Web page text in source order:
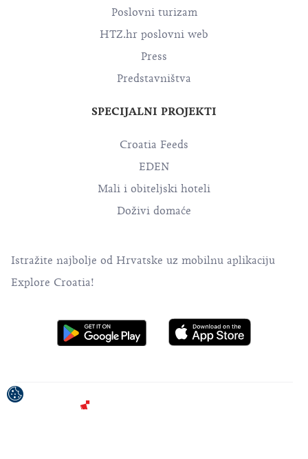
Poslovni turizam
HTZ.hr poslovni web
Press
Predstavništva
SPECIJALNI PROJEKTI
Croatia Feeds
EDEN
Mali i obiteljski hoteli
Doživi domaće
Istražite najbolje od Hrvatske uz mobilnu aplikaciju
Explore Croatia!